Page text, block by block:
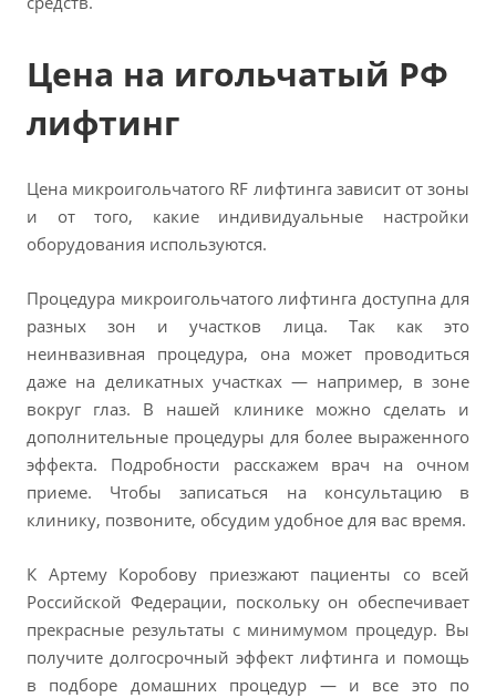
Цена на игольчатый РФ
лифтинг
Цена микроигольчатого RF лифтинга зависит от зоны
и от того, какие индивидуальные настройки
оборудования используются.
Процедура микроигольчатого лифтинга доступна для
разных зон и участков лица. Так как это
неинвазивная процедура, она может проводиться
даже на деликатных участках — например, в зоне
вокруг глаз. В нашей клинике можно сделать и
дополнительные процедуры для более выраженного
эффекта. Подробности расскажем врач на очном
приеме. Чтобы записаться на консультацию в
клинику, позвоните, обсудим удобное для вас время.
К Артему Коробову приезжают пациенты со всей
Российской Федерации, поскольку он обеспечивает
прекрасные результаты с минимумом процедур. Вы
получите долгосрочный эффект лифтинга и помощь
в подборе домашних процедур — и все это по